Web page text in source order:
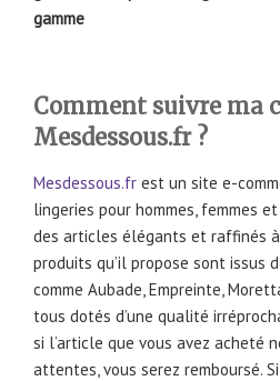
gamme
Comment suivre ma
Mesdessous.fr ?
Mesdessous.fr est un site e-
lingeries pour hommes, femmes
des articles élégants et raffinés à
produits qu’il propose sont issus
comme Aubade, Empreinte,
tous dotés d’une qualité
si l’article que vous avez acheté
attentes, vous serez remboursé.